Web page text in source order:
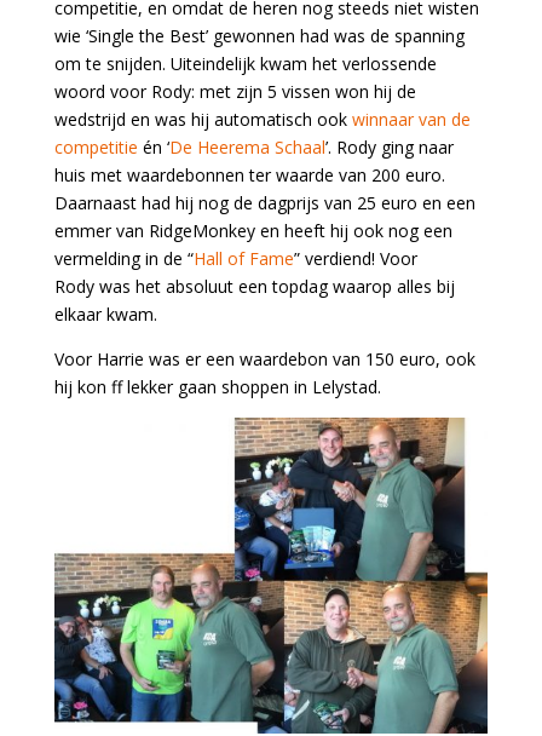
competitie, en omdat de heren nog steeds niet wisten
wie ‘Single the Best’ gewonnen had was de spanning
om te snijden. Uiteindelijk kwam het verlossende
woord voor Rody: met zijn 5 vissen won hij de
wedstrijd en was hij automatisch ook winnaar van de
competitie én ‘De Heerema Schaal’. Rody ging naar
huis met waardebonnen ter waarde van 200 euro.
Daarnaast had hij nog de dagprijs van 25 euro en een
emmer van RidgeMonkey en heeft hij ook nog een
vermelding in de “Hall of Fame” verdiend! Voor
Rody was het absoluut een topdag waarop alles bij
elkaar kwam.
Voor Harrie was er een waardebon van 150 euro, ook
hij kon ff lekker gaan shoppen in Lelystad.